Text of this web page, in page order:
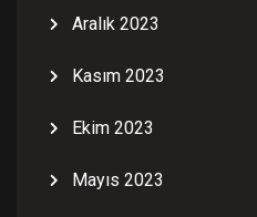
Aralık 2023
Kasım 2023
Ekim 2023
Mayıs 2023